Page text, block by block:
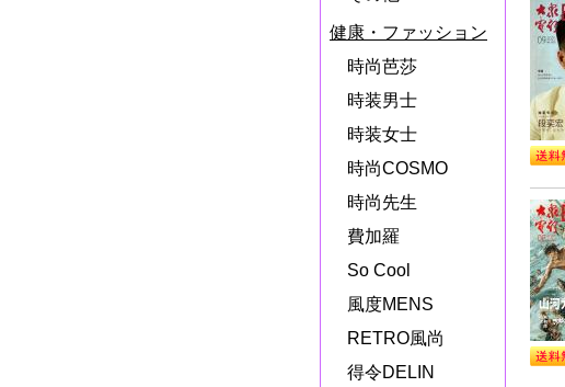
健康・ファッション
時尚芭莎
時装男士
時装女士
時尚COSMO
時尚先生
費加羅
So Cool
風度MENS
RETRO風尚
得令DELIN